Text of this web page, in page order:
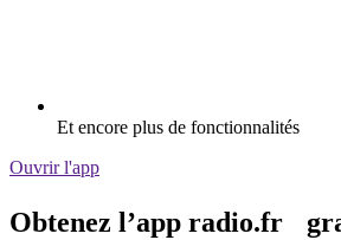
Et encore plus de fonctionnalités
Ouvrir l'app
Obtenez l’app radio.fr